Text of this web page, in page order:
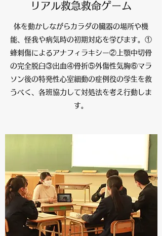
リアル救急救命ゲーム
体を動かしながらカラダの臓器の場所や機
能、怪我や病気時の初期対応を学びます。①
蜂刺傷によるアナフィラキシー②上顎中切骨
の完全脱臼③出血④骨折⑤外傷性気胸⑥マラ
ソン後の特発性心室細動の症例役の学生を救
うべく、各班協力して対処法を考え行動しま
す。